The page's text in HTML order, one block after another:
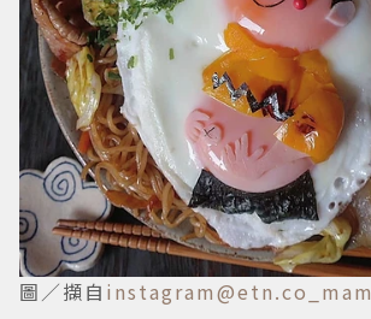
圖／擷自 instagram@etn.co_mam